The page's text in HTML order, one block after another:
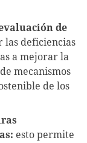
de
las deficiencias
a mejorar la
mecanismos
de los
esto permite